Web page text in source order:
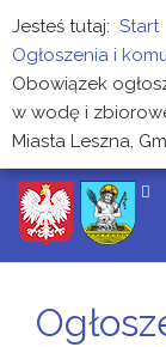
Jesteś tutaj: Start
Ogłoszenia i
Obowiązek
w wodę i
Miasta Leszna,